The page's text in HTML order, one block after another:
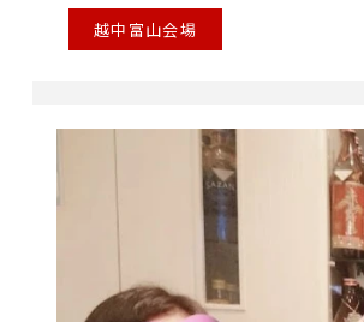
越中富山会場